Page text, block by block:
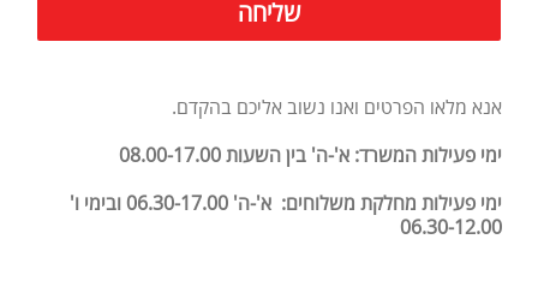
אנא מלאו הפרטים ואנו נשוב אליכם בהקדם.
ימי פעילות המשרד: א'-ה' בין השעות 08.00-17.00
ימי פעילות מחלקת משלוחים: א'-ה' 06.30-17.00 ובימי ו'
06.30-12.00